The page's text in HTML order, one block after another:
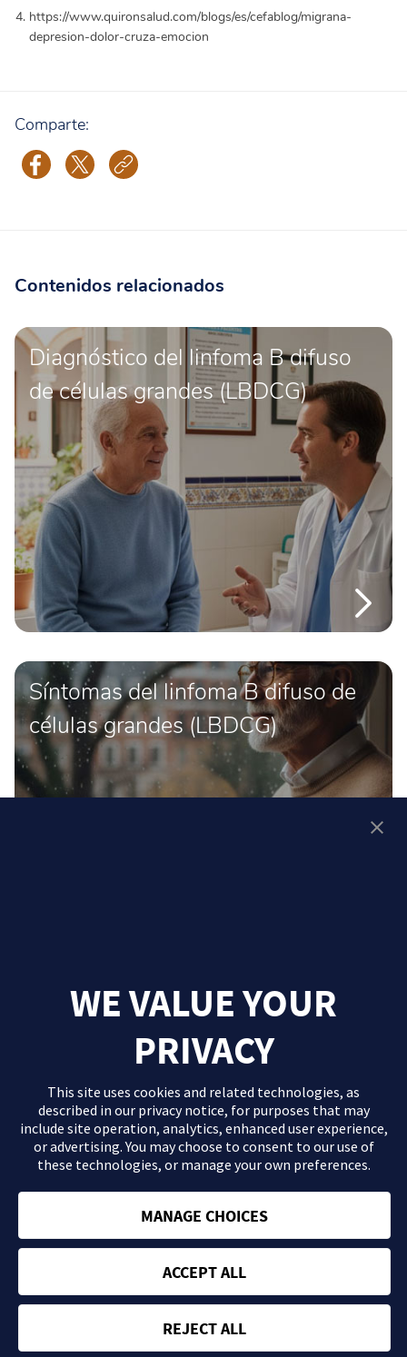
https://www.quironsalud.com/blogs/es/cefablog/migrana-
depresion-dolor-cruza-emocion
Comparte:
Contenidos relacionados
Diagnóstico del linfoma B difuso
de células grandes (LBDCG)
Síntomas del linfoma B difuso de
células grandes (LBDCG)
El contenido que se proporciona en este sitio Web es información
médico. Consulta con tu profesional sanitario si tienes dudas
acerca de tu salud.
Política de privacidad Términos y condiciones
WE VALUE YOUR
PRIVACY
This site uses cookies and related technologies, as
described in our privacy notice, for purposes that may
include site operation, analytics, enhanced user experience,
or advertising. You may choose to consent to our use of
these technologies, or manage your own preferences.
MANAGE CHOICES
ACCEPT ALL
REJECT ALL